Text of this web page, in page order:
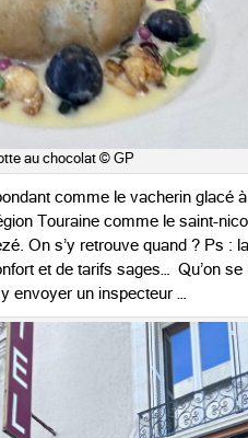
au chocolat © GP
comme le vacherin glacé
Touraine comme le saint-
On s’y retrouve quand ? Ps :
et de tarifs sages… Qu’on
envoyer un inspecteur …